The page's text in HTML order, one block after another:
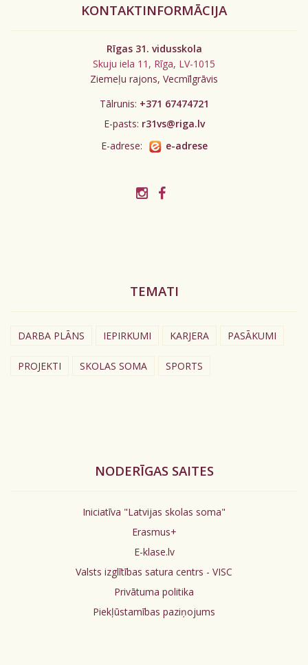
KONTAKTINFORMĀCIJA
Rīgas 31. vidusskola
Skuju iela 11, Rīga, LV-1015
Ziemeļu rajons, Vecmīlgrāvis
Tālrunis: +371 67474721
E-pasts: r31vs@riga.lv
E-adrese:
e-adrese
TEMATI
DARBA PLĀNS IEPIRKUMI KARJERA PASĀKUMI
PROJEKTI SKOLAS SOMA SPORTS
NODERĪGAS SAITES
Iniciatīva "Latvijas skolas soma"
Erasmus+
E-klase.lv
Valsts izglītības satura centrs - VISC
Privātuma politika
Piekļūstamības paziņojums